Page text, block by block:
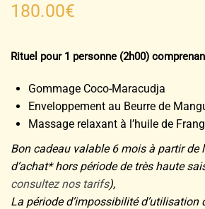
180.00€
Rituel pour 1 personne (2h00)
Gommage Coco-Maracudja
Enveloppement au Beurre de
Massage relaxant à l’huile de
Bon cadeau valable 6 mois à partir de
d’achat* hors période de très haute
consultez nos tarifs),
La période d’impossibilité d’utilisation